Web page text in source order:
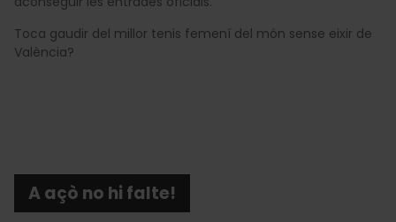
Toca gaudir del millor tenis femení del món sense eixir de
València?
A açò no hi falte!